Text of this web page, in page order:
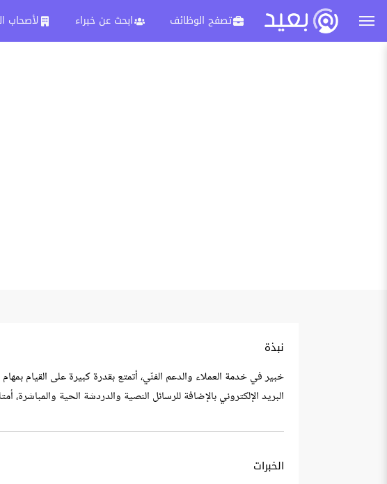
تصفح الوظائف ابحث عن خبراء لأصحاب
نبذة
خبير في خدمة العملاء والدعم الفنّي، أتمتع بقدرة كبيرة على القيام
البريد الإلكتروني بالإضافة للرسائل النصية والدردشة الحية
الخبرات